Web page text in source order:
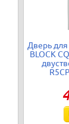
Дверь
BLOCK